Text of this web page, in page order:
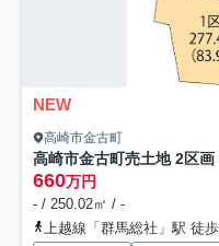
NEW
高崎市金古町
高崎市金古町売土地 2区画
660万円
- / 250.02㎡ / -
上越線「群馬総社」駅 徒